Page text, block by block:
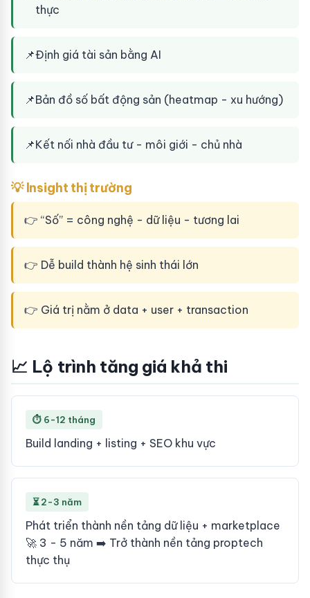
thực
📌Định giá tài sản bằng AI
📌Bản đồ số bất động sản (heatmap - xu hướng)
📌Kết nối nhà đầu tư - môi giới - chủ nhà
💡 Insight thị trường
👉 “Số” = công nghệ - dữ liệu - tương lai
👉 Dễ build thành hệ sinh thái lớn
👉 Giá trị nằm ở data + user + transaction
📈 Lộ trình tăng giá khả thi
⏱ 6-12 tháng
Build landing + listing + SEO khu vực
⏳ 2-3 năm
Phát triển thành nền tảng dữ liệu + marketplace
🚀 3 - 5 năm ➡️ Trở thành nền tảng proptech
thực thụ